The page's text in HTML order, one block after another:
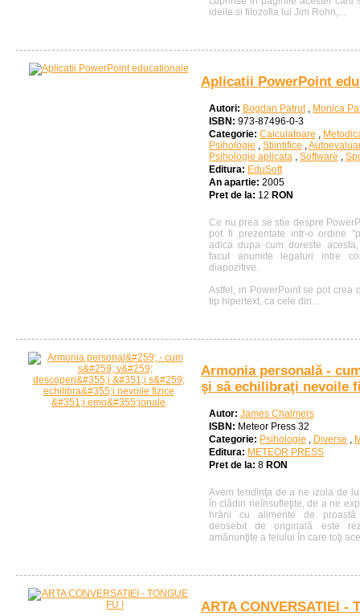
ideile si filozofia lui Jim Rohn,...
Aplicatii PowerPoint
Autori: Bogdan Patrut, Monica
ISBN: 973-87496-0-3
Categorie: Calculatoare ,
Psihologie , Stiintifice ,
Psihologie aplicata , Software ,
Editura: EduSoft
An apartie: 2005
Pret de la: 12 RON
Ce nu prea se stie despre
pot fi prezentate intr-o ordine
adica dupa cum doreste
facut anumite legaturi intre
diapozitive.
Astfel, in PowerPoint se pot crea
tip hipertext, ca cele din...
Armonia personală -
şi să echilibraţi nevoile
Autor: James Chalmers
ISBN: Meteor Press 32
Categorie: Psihologie , Diverse ,
Editura: METEOR PRESS
Pret de la: 8 RON
Avem tendinţa de a ne izola de
în clădiri neînsufleţite, de a ne
hrăni cu alimente de proastă
deosebit de originală este
amănunţite a felului în care toţi
ARTA CONVERSATIEI -